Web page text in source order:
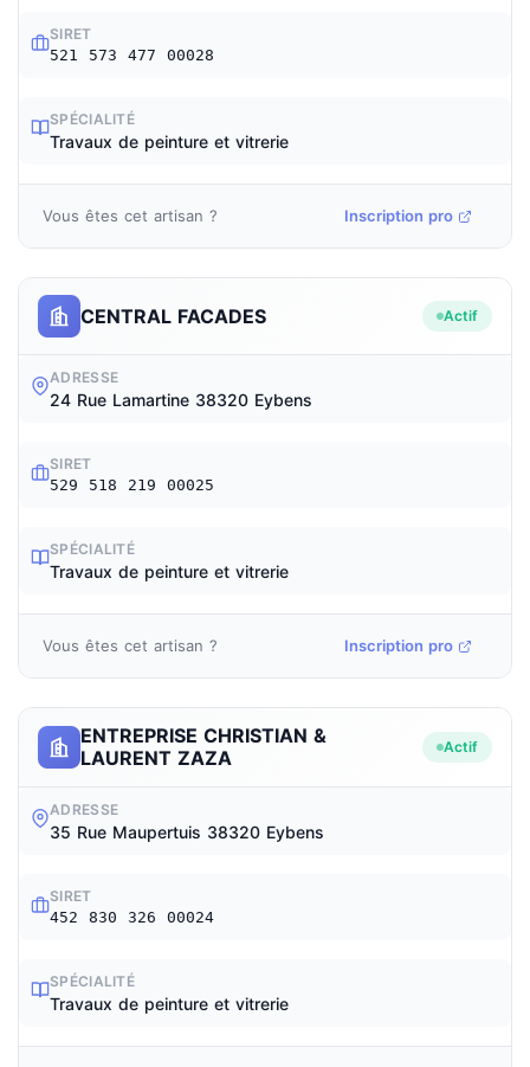
SIRET
521 573 477 00028
SPÉCIALITÉ
Travaux de peinture et vitrerie
Vous êtes cet artisan ? Inscription pro
CENTRAL FACADES Actif
ADRESSE
24 Rue Lamartine 38320 Eybens
SIRET
529 518 219 00025
SPÉCIALITÉ
Travaux de peinture et vitrerie
Vous êtes cet artisan ? Inscription pro
ENTREPRISE CHRISTIAN &
LAURENT ZAZA
Actif
ADRESSE
35 Rue Maupertuis 38320 Eybens
SIRET
452 830 326 00024
SPÉCIALITÉ
Travaux de peinture et vitrerie